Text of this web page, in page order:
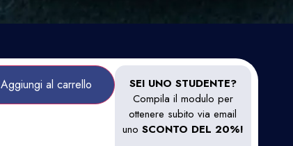
Aggiungi al carrello
SEI UNO STUDENTE?
Compila il modulo per
ottenere subito via email
uno SCONTO DEL 20%!